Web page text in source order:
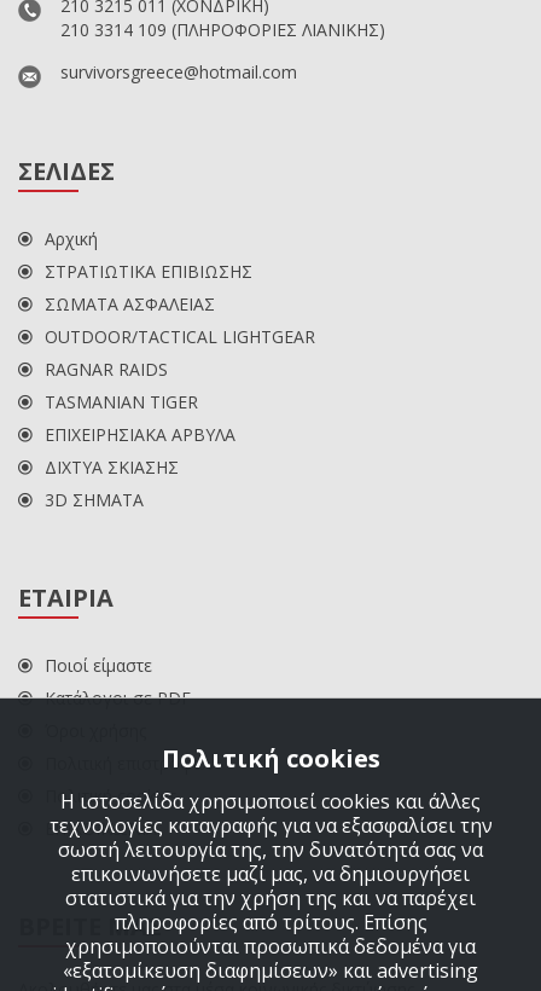
210 3215 011 (ΧΟΝΔΡΙΚΗ)
210 3314 109 (ΠΛΗΡΟΦΟΡΙΕΣ ΛΙΑΝΙΚΗΣ)
survivorsgreece@hotmail.com
ΣΕΛΙΔΕΣ
Αρχική
ΣΤΡΑΤΙΩΤΙΚΑ ΕΠΙΒΙΩΣΗΣ
ΣΩΜΑΤΑ ΑΣΦΑΛΕΙΑΣ
OUTDOOR/TACTICAL LIGHTGEAR
RAGNAR RAIDS
TASMANIAN TIGER
ΕΠΙΧΕΙΡΗΣΙΑΚΑ ΑΡΒΥΛΑ
ΔΙΧΤΥΑ ΣΚΙΑΣΗΣ
3D ΣΗΜΑΤΑ
ΕΤΑΙΡΙΑ
Ποιοί είμαστε
Κατάλογοι σε PDF
Πολιτική επιστροφών
Πολιτική cookies
ΕΠΙΚΟΙΝΩΝΙΑ
ΒΡΕΙΤΕ ΜΑΣ
Πολιτική cookies
Η ιστοσελίδα χρησιμοποιεί cookies και άλλες
τεχνολογίες καταγραφής για να εξασφαλίσει την
σωστή λειτουργία της, την δυνατότητά σας να
επικοινωνήσετε μαζί μας, να δημιουργήσει
στατιστικά για την χρήση της και να παρέχει
πληροφορίες από τρίτους. Επίσης
χρησιμοποιούνται προσωπικά δεδομένα για
«εξατομίκευση διαφημίσεων» και advertising